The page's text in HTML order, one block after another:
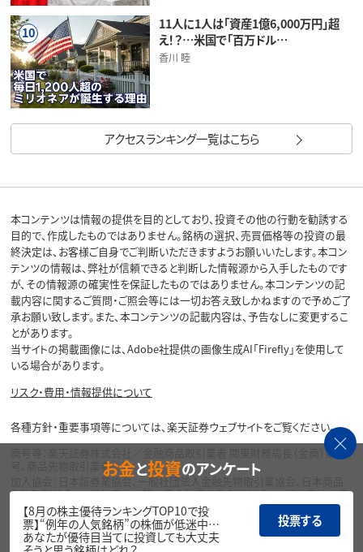
10
11人に1人は「資産1億6,000万円」超
え！？…米国で「百万ドル…
香川 睦
アクセスランキング一覧はこちら
本コンテンツは情報の提供を目的としており、投資その他の行動を勧誘する
目的で、作成したものではありません。銘柄の選択、売買価格等の投資の最
終決定は、お客様ご自身でご判断いただきますようお願いいたします。本コン
テンツの情報は、弊社が信頼できると判断した情報源から入手したものです
が、その情報源の確実性を保証したものではありません。本コンテンツの記
載内容に関するご質問・ご照会等には一切お答え致しかねますので予めご了
承お願い致します。また、本コンテンツの記載内容は、予告なしに変更するこ
とがあります。
当サイトの掲載画像には、Adobe社提供の画像生成AI「Firefly」を使用して
いる場合があります。
リスク・費用・情報提供について
各種方針・重要事項等については、楽天証券ウェブサイトをご覧ください。
商号等：楽天証券株式会社／金融商品取引業者 関東財務局長（金商）第195
号、商品先物取引業者
加入協会：日本証券業協会、一般社団法人金融先物取引業協会、日本商品
先物取引協会、一般社団法人第二種金融商品取引業協会、一般社団法人資
産運用業協会
Copyright©
1999-2026 Rakuten Securities, Inc. All
お金と投資のアンケート
【8月の株主優待ランキングTOP10で投
票】“例年の人気銘柄”の株価が低迷中…
あなたが優待目当てに投資しても大丈夫
投票する